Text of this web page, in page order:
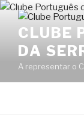
Saltar
conteúdo
CLUBE
DA
A representar o